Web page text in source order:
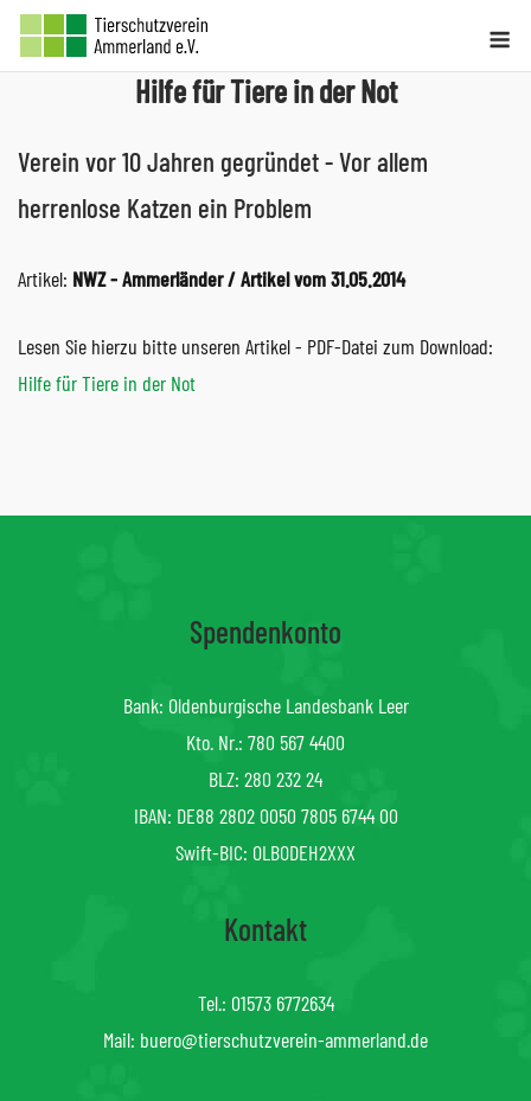
Skip
Hilfe für Tiere in der Not
Verein vor 10 Jahren gegründet - Vor allem
herrenlose Katzen ein Problem
Artikel: NWZ - Ammerländer / Artikel vom 31.05.2014
Lesen Sie hierzu bitte unseren Artikel - PDF-Datei zum Download:
Hilfe für Tiere in der Not
Spendenkonto
Bank: Oldenburgische Landesbank Leer
Kto. Nr.: 780 567 4400
BLZ: 280 232 24
IBAN: DE88 2802 0050 7805 6744 00
Swift-BIC: OLBODEH2XXX
Kontakt
Tel.: 01573 6772634
Mail: buero@tierschutzverein-ammerland.de